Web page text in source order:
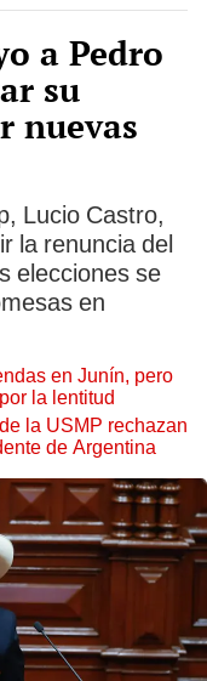
a Pedro
su
nuevas
Lucio Castro,
la renuncia del
elecciones se
en
en Junín, pero
la lentitud
la USMP rechazan
de Argentina